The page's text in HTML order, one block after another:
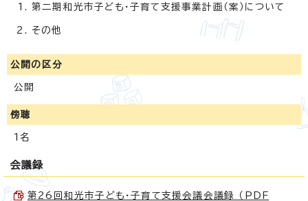
第二期和光市子ども・子育て支援事業計画（案）について
その他
公開の区分
公開
傍聴
1名
会議録
第26回和光市子ども・子育て支援会議会議録 （PDF